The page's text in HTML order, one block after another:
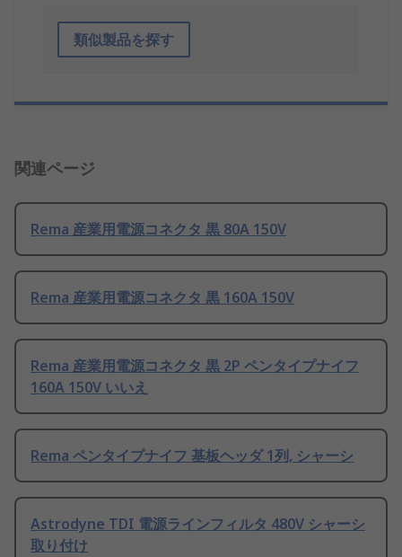
類似製品を探す
関連ページ
Rema 産業用電源コネクタ 黒 80A 150V
Rema 産業用電源コネクタ 黒 160A 150V
Rema 産業用電源コネクタ 黒 2P ペンタイプナイフ
160A 150V いいえ
Rema ペンタイプナイフ 基板ヘッダ 1列, シャーシ
Astrodyne TDI 電源ラインフィルタ 480V シャーシ
取り付け